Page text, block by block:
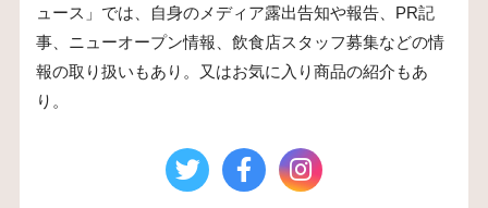
ュース」では、自身のメディア露出告知や報告、PR記
事、ニューオープン情報、飲食店スタッフ募集などの情
報の取り扱いもあり。又はお気に入り商品の紹介もあ
り。